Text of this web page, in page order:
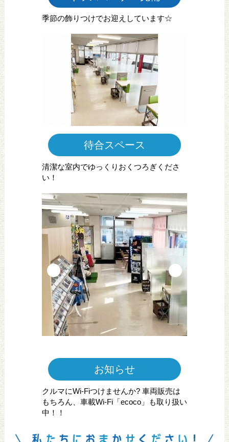
季節の飾りつけでお迎えしています☆
待合スペース
清潔な室内でゆっくりおくつろぎくださ
い！
お知らせ
クルマにWi-Fiつけませんか? 車両販売は
もちろん、車載Wi-Fi「ecoco」も取り扱い
中！！